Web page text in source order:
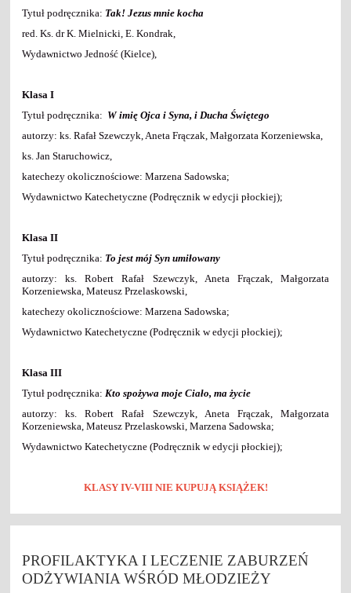
Tytuł podręcznika: Tak! Jezus mnie kocha
red. Ks. dr K. Mielnicki, E. Kondrak,
Wydawnictwo Jedność (Kielce),
Klasa I
Tytuł podręcznika: W imię Ojca i Syna, i Ducha Świętego
autorzy: ks. Rafał Szewczyk, Aneta Frączak, Małgorzata Korzeniewska,
ks. Jan Staruchowicz,
katechezy okolicznościowe: Marzena Sadowska;
Wydawnictwo Katechetyczne (Podręcznik w edycji płockiej);
Klasa II
Tytuł podręcznika: To jest mój Syn umiłowany
autorzy: ks. Robert Rafał Szewczyk, Aneta Frączak, Małgorzata
Korzeniewska, Mateusz Przelaskowski,
katechezy okolicznościowe: Marzena Sadowska;
Wydawnictwo Katechetyczne (Podręcznik w edycji płockiej);
Klasa III
Tytuł podręcznika: Kto spożywa moje Ciało, ma życie
autorzy: ks. Robert Rafał Szewczyk, Aneta Frączak, Małgorzata
Korzeniewska, Mateusz Przelaskowski, Marzena Sadowska;
Wydawnictwo Katechetyczne (Podręcznik w edycji płockiej);
KLASY IV-VIII NIE KUPUJĄ KSIĄŻEK!
PROFILAKTYKA I LECZENIE ZABURZEŃ
ODŻYWIANIA WŚRÓD MŁODZIEŻY